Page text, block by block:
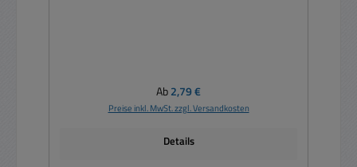
Regulärer Preis:
Ab2,79 €
Preise inkl. MwSt. zzgl. Versandkosten
Details